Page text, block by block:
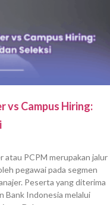
vs Campus Hiring:
atau PCPM merupakan jalur
pegawai pada segmen
Peserta yang diterima
Bank Indonesia melalui